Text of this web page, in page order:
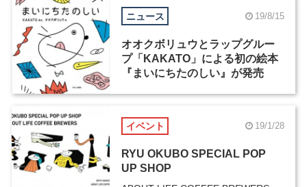
ニュース 19/8/15
オオクボリュウとラップグルー
プ「KAKATO」による初の絵本
『まいにちたのしい』が発売
イベント 19/1/28
RYU OKUBO SPECIAL POP
UP SHOP